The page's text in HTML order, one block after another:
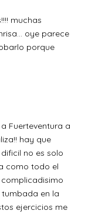
muchas
oye parece
porque
Fuerteventura a
hay que
no es solo
como todo el
en la
ejercicios me